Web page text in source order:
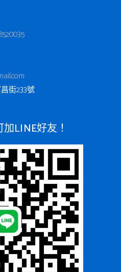
街233號
LINE好友！